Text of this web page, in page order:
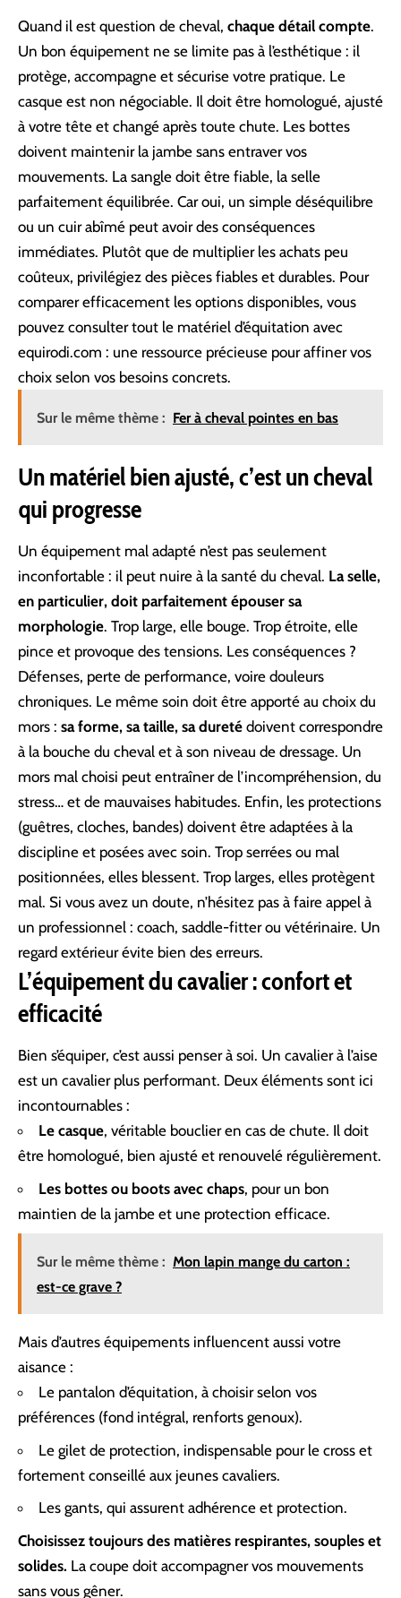
Quand il est question de cheval, chaque détail compte.
Un bon équipement ne se limite pas à l’esthétique : il
protège, accompagne et sécurise votre pratique. Le
casque est non négociable. Il doit être homologué, ajusté
à votre tête et changé après toute chute. Les bottes
doivent maintenir la jambe sans entraver vos
mouvements. La sangle doit être fiable, la selle
parfaitement équilibrée. Car oui, un simple déséquilibre
ou un cuir abîmé peut avoir des conséquences
immédiates. Plutôt que de multiplier les achats peu
coûteux, privilégiez des pièces fiables et durables. Pour
comparer efficacement les options disponibles, vous
pouvez consultertout le matériel d’équitation avec
equirodi.com : une ressource précieuse pour affiner vos
choix selon vos besoins concrets.
Sur le même thème : Fer à cheval pointes en bas
Un matériel bien ajusté, c’est un cheval
qui progresse
Un équipement mal adapté n’est pas seulement
inconfortable : il peut nuire à la santé du cheval. La selle,
en particulier, doit parfaitement épouser sa
morphologie. Trop large, elle bouge. Trop étroite, elle
pince et provoque des tensions. Les conséquences ?
Défenses, perte de performance, voire douleurs
chroniques. Le même soin doit être apporté au choix du
mors : sa forme, sa taille, sa dureté doivent correspondre
à la bouche du cheval et à son niveau de dressage. Un
mors mal choisi peut entraîner de l’incompréhension, du
stress… et de mauvaises habitudes. Enfin, les protections
(guêtres, cloches, bandes) doivent être adaptées à la
discipline et posées avec soin. Trop serrées ou mal
positionnées, elles blessent. Trop larges, elles protègent
mal. Si vous avez un doute, n’hésitez pas à faire appel à
un professionnel : coach, saddle-fitter ou vétérinaire. Un
regard extérieur évite bien des erreurs.
L’équipement du cavalier : confort et
efficacité
Bien s’équiper, c’est aussi penser à soi. Un cavalier à l’aise
est un cavalier plus performant. Deux éléments sont ici
incontournables :
Le casque, véritable bouclier en cas de chute. Il doit
être homologué, bien ajusté et renouvelé régulièrement.
Les bottes ou boots avec chaps, pour un bon
maintien de la jambe et une protection efficace.
Sur le même thème : Mon lapin mange du carton :
est-ce grave ?
Mais d’autres équipements influencent aussi votre
aisance :
Le pantalon d’équitation, à choisir selon vos
préférences (fond intégral, renforts genoux).
Le gilet de protection, indispensable pour le cross et
fortement conseillé aux jeunes cavaliers.
Les gants, qui assurent adhérence et protection.
Choisissez toujours des matières respirantes, souples et
solides. La coupe doit accompagner vos mouvements
sans vous gêner.